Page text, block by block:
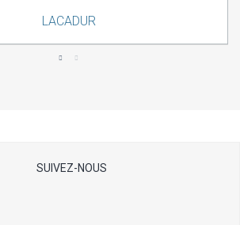
Aperçu rapide
LACADUR
SUIVEZ-NOUS